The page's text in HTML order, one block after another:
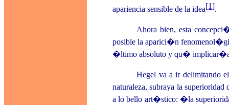
apariencia sensible de la idea[1].
Ahora bien, esta
posible la aparici�n
�ltimo absoluto y qu� implicar�a
Hegel va a ir delimitando
naturaleza, subraya la
a lo bello art�stico: �la